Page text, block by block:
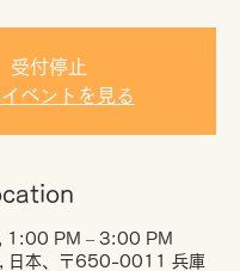
受付停止
ベントを見る
PM – 3:00 PM
, 日本、〒650-0011 兵庫